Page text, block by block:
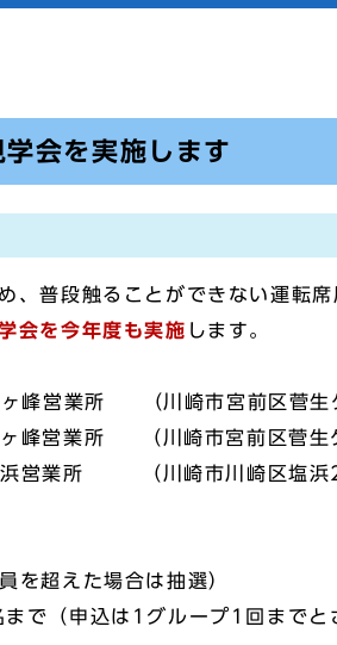
会を実施します
普段触ることができない運転
会を今年度も実施 します。
営業所 （川崎市宮前区菅生
営業所 （川崎市宮前区菅生
営業所 （川崎市川崎区塩浜
超えた場合は抽選）
（申込は1グループ1回までと